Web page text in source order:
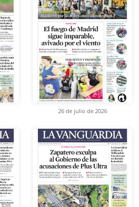
26 de julio de 2026